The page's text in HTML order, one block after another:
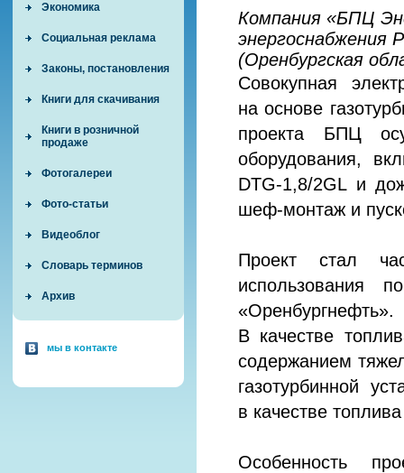
Экономика
Социальная реклама
Законы, постановления
Книги для скачивания
Книги в розничной
продаже
Фотогалереи
Фото-статьи
Видеоблог
Словарь терминов
Архив
мы в контакте
Компания «БПЦ
энергоснабжения
(Оренбургская
Совокупная
на основе
проекта БПЦ
оборудования,
DTG-1,8/2GL и
шеф-монтаж и
Проект стал
использования
В качестве
содержанием
газотурбинной
в качестве
Особенность